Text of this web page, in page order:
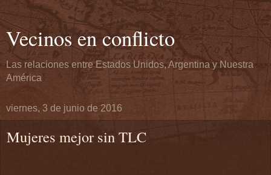
Vecinos en conflicto
Las relaciones entre Estados Unidos, Argentina y Nuestra
América
viernes, 3 de junio de 2016
Mujeres mejor sin TLC